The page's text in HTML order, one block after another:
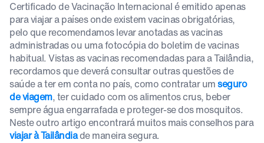
Certificado de Vacinação Internacional é emitido apenas
para viajar a países onde existem vacinas obrigatórias,
pelo que recomendamos levar anotadas as vacinas
administradas ou uma fotocópia do boletim de vacinas
habitual. Vistas as vacinas recomendadas para a Tailândia,
recordamos que deverá consultar outras questões de
saúde a ter em conta no país, como contratar umseguro
de viagem, ter cuidado com os alimentos crus, beber
sempre água engarrafada e proteger-se dos mosquitos.
Neste outro artigo encontrará muitos mais conselhos para
viajar à Tailândiade maneira segura.